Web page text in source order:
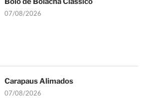
07/08/2026
Carapaus Alimados
07/08/2026